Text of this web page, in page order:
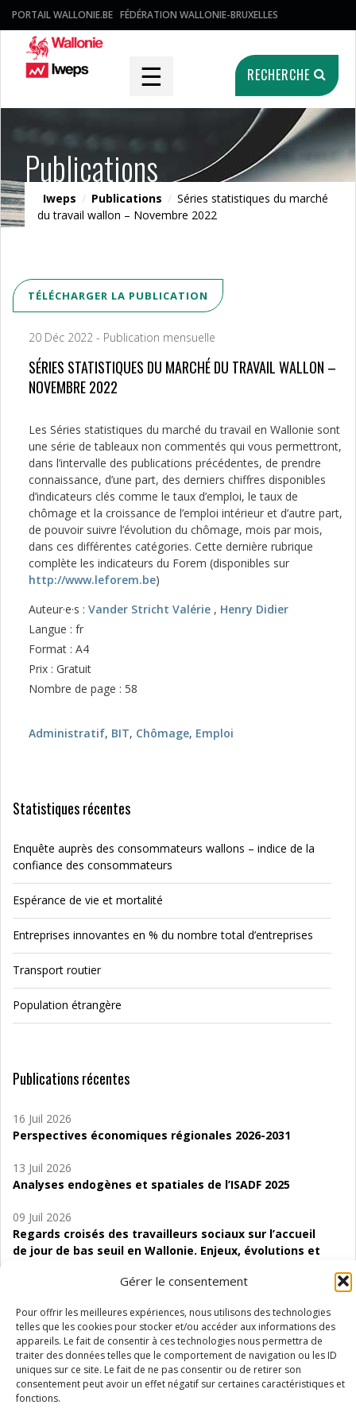
Gérer le consentement
Pour offrir les meilleures expériences, nous utilisons des technologies
telles que les cookies pour stocker et/ou accéder aux informations des
appareils. Le fait de consentir à ces technologies nous permettra de
traiter des données telles que le comportement de navigation ou les ID
uniques sur ce site. Le fait de ne pas consentir ou de retirer son
consentement peut avoir un effet négatif sur certaines caractéristiques et
fonctions.
PORTAIL WALLONIE.BE FÉDÉRATION WALLONIE-BRUXELLES
☰ RECHERCHE
Publications
Iweps / Publications / Séries statistiques du marché
du travail wallon – Novembre 2022
TÉLÉCHARGER LA PUBLICATION
20 Déc 2022 - Publication mensuelle
SÉRIES STATISTIQUES DU MARCHÉ DU TRAVAIL WALLON –
NOVEMBRE 2022
Les Séries statistiques du marché du travail en Wallonie sont
une série de tableaux non commentés qui vous permettront,
dans l’intervalle des publications précédentes, de prendre
connaissance, d’une part, des derniers chiffres disponibles
d’indicateurs clés comme le taux d’emploi, le taux de
chômage et la croissance de l’emploi intérieur et d’autre part,
de pouvoir suivre l’évolution du chômage, mois par mois,
dans ces différentes catégories. Cette dernière rubrique
complète les indicateurs du Forem (disponibles sur
http://www.leforem.be)
Auteur·e·s : Vander Stricht Valérie , Henry Didier
Langue : fr
Format : A4
Prix : Gratuit
Nombre de page : 58
Administratif, BIT, Chômage, Emploi
Statistiques récentes
Enquête auprès des consommateurs wallons – indice de la
confiance des consommateurs
Espérance de vie et mortalité
Entreprises innovantes en % du nombre total d’entreprises
Transport routier
Population étrangère
Publications récentes
16 Juil 2026
Perspectives économiques régionales 2026-2031
13 Juil 2026
Analyses endogènes et spatiales de l’ISADF 2025
09 Juil 2026
Regards croisés des travailleurs sociaux sur l’accueil
de jour de bas seuil en Wallonie. Enjeux, évolutions et
Étude d’évaluabilité des Structures
d’accompagnement à l’autocréation d’emploi (SAACE)
01 Juil 2026
Pénurie du personnel infirmier :quels indicateurs
d’offre de soins pour comprendre la situation en